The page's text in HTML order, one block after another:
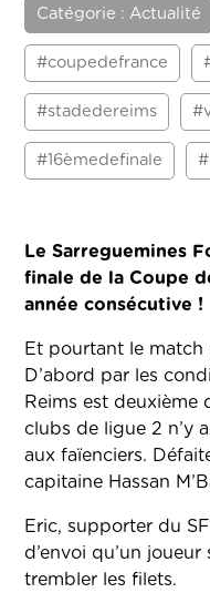
Catégorie : Actualité
#coupedefrance
#stadedereims
#16èmedefinale
Le Sarreguemines
finale de la Coupe
année consécutive !
Et pourtant le match
D’abord par les
Reims est deuxième
clubs de ligue 2 n’y
aux faïenciers.
capitaine Hassan
Eric, supporter du
d’envoi qu’un
trembler les filets.